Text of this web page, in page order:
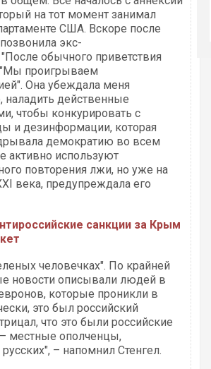
на тот момент занимал
США. Вскоре после
экс-
обычного приветствия
"Мы проигрываем
Она убеждала меня
наладить действенные
чтобы конкурировать с
и дезинформации, которая
демократию во всем
активно используют
повторения лжи, но уже на
века, предупреждала его
санкции за Крым
человечках". По крайней
новости описывали людей в
которые проникли в
это был российский
что это были российские
– местные ополченцы,
– напомнил Стенгел.